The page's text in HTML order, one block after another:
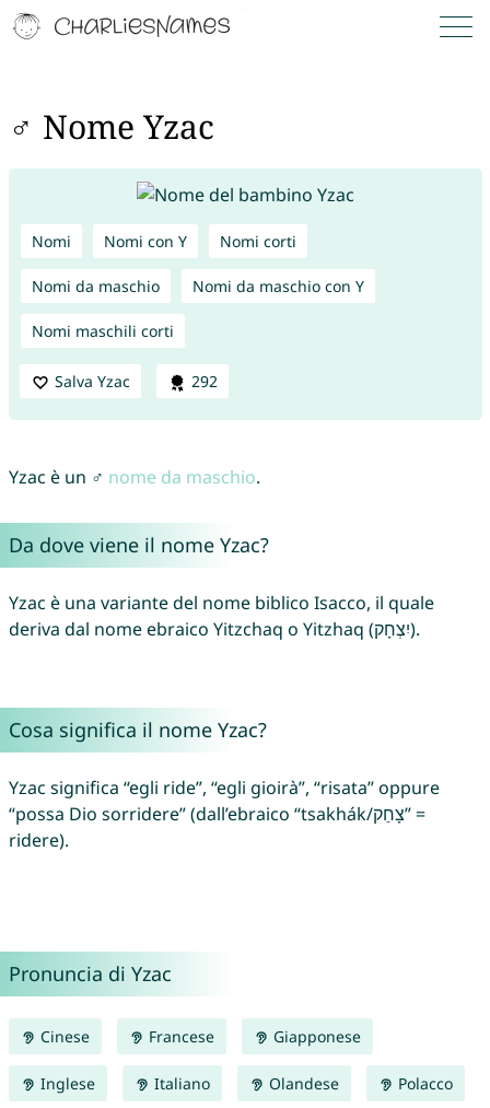
♂ Nome Yzac
Nomi Nomi con Y Nomi corti
Nomi da maschio Nomi da maschio con Y
Nomi maschili corti
Salva Yzac 292
Yzac è un ♂ nome da maschio.
Da dove viene il nome Yzac?
Yzac è una variante del nome biblico Isacco, il quale
deriva dal nome ebraico Yitzchaq o Yitzhaq (יִצְחָק).
Cosa significa il nome Yzac?
Yzac significa “egli ride”, “egli gioirà”, “risata” oppure
“possa Dio sorridere” (dall’ebraico “tsakhák/צָחַק” =
ridere).
Pronuncia di Yzac
Cinese Francese Giapponese
Inglese Italiano Olandese Polacco